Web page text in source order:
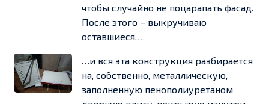
чтобы случайно не поцарапать фасад.
После этого – выкручиваю
оставшиеся…
…и вся эта конструкция разбирается
на, собственно, металлическую,
заполненную пенополиуретаном